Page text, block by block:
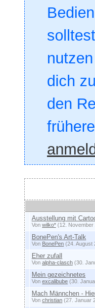
dich
den
Ausstellung mit
Von wilko* (12. November
BonePen's Art-Talk
Von BonePen (24. August
Eher zufall
Von alpha-clasch (30.
Mein gezeichnetes
Von excalibube (30.
Mach Männchen -
Von christian (27. Januar